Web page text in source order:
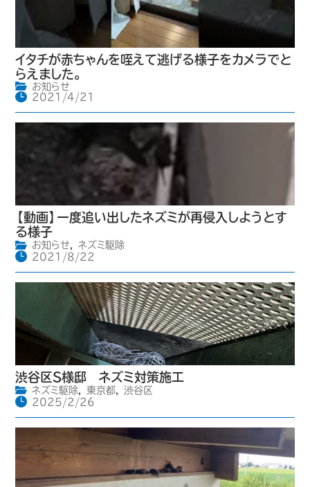
イタチが赤ちゃんを咥えて逃げる様子をカメラでと
らえました。
お知らせ
2021/4/21
【動画】一度追い出したネズミが再侵入しようとす
る様子
お知らせ,
ネズミ駆除
2021/8/22
渋谷区S様邸 ネズミ対策施工
ネズミ駆除, 東京都,
渋谷区
2025/2/26